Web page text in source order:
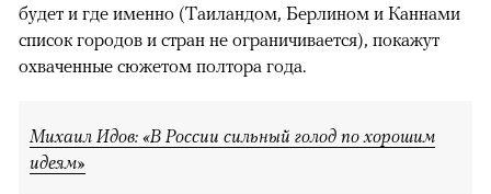
будет и где именно (Таиландом, Берлином и Каннами
список городов и стран не ограничивается), покажут
охваченные сюжетом полтора года.
Михаил Идов: «В России сильный голод по хорошим
идеям»